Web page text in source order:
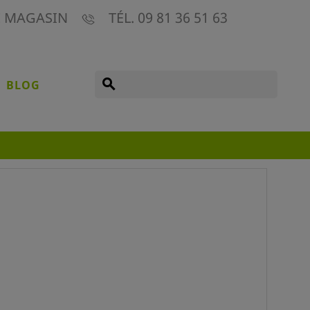
MAGASIN TÉL. 09 81 36 51 63
BLOG search